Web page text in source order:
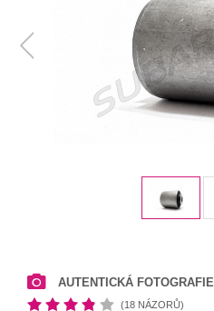
AUTENTICKÁ FOTOGRAFIE
(18 NÁZORŮ)